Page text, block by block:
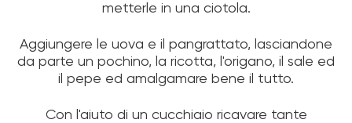
metterle in una ciotola.
Aggiungere le uova e il pangrattato, lasciandone
da parte un pochino, la ricotta, l'origano, il sale ed
il pepe ed amalgamare bene il tutto.
Con l'aiuto di un cucchiaio ricavare tante